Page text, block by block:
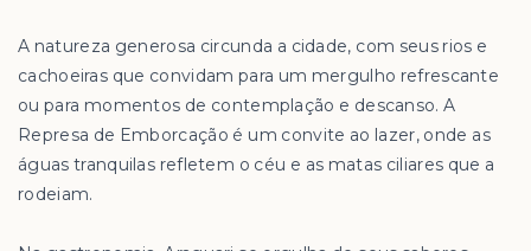
A natureza generosa circunda a cidade, com seus rios e
cachoeiras que convidam para um mergulho refrescante
ou para momentos de contemplação e descanso. A
Represa de Emborcação é um convite ao lazer, onde as
águas tranquilas refletem o céu e as matas ciliares que a
rodeiam.